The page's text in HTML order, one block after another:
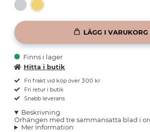
LÄGG I VARUKORG
Finns i lager
Hitta i butik
Fri frakt vid köp över 300 kr
Fri retur i butik
Snabb leverans
Beskrivning
Örhängen med tre sammansatta blad i
Mer Information